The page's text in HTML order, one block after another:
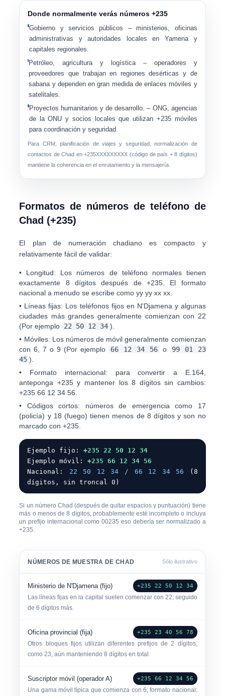
Donde normalmente verás números +235
Gobierno y servicios públicos – ministerios, oficinas
administrativas y autoridades locales en Yamena y
capitales regionales.
Petróleo, agricultura y logística– operadores y
proveedores que trabajan en regiones desérticas y de
sabana y dependen en gran medida de enlaces móviles y
satelitales.
Proyectos humanitarios y de desarrollo. – ONG, agencias
de la ONU y socios locales que utilizan +235 móviles
para coordinación y seguridad.
Para CRM, planificación de viajes y seguridad, normalización de
contactos de Chad en+235XXXXXXXXX (código de país + 8 dígitos)
mantiene la coherencia en el enrutamiento y la mensajería.
Formatos de números de teléfono de
Chad (+235)
El plan de numeración chadiano es compacto y
relativamente fácil de validar:
• Longitud: Los números de teléfono normales tienen
exactamente 8 dígitos después de +235. El formato
nacional a menudo se escribe comoyy yy xx xx
• Líneas fijas: Los teléfonos fijos en N'Djamena y algunas
ciudades más grandes generalmente comienzan con 22
(Por ejemplo 22 50 12 34 ).
• Móviles: Los números de móvil generalmente comienzan
con6 ,7 o9 (Por ejemplo 66 12 34 56 o
99 01 23
45 ).
• Formato internacional: para convertir a E.164,
anteponga +235y mantener los 8 dígitos sin cambios:
+235 66 12 34 56
• Códigos cortos: números de emergencia como 17
(policía) y 18 (fuego) tienen menos de 8 dígitos y son no
marcado con +235.
Ejemplo fijo:+235 22 50 12 34
Ejemplo móvil:+235 66 12 34 56
Nacional: 22 50 12 34 / 66 12 34 56 (8
dígitos, sin troncal 0)
Si un número Chad (después de quitar espacios y puntuación) tiene
más o menos de8 dígitos, probablemente esté incompleto o incluya
un prefijo internacional como00235 eso debería ser normalizado a
+235.
NÚMEROS DE MUESTRA DE CHAD Sólo ilustrativo
Ministerio de N'Djamena (fijo) +235 22 50 12 34
Las líneas fijas en la capital suelen comenzar con 22, seguido
de 6 dígitos más.
Oficina provincial (fija) +235 23 40 56 78
Otros bloques fijos utilizan diferentes prefijos de 2 dígitos,
como23, aún manteniendo 8 dígitos en total.
Suscriptor móvil (operador A) +235 66 12 34 56
Una gama móvil típica que comienza con 6; formato nacional: